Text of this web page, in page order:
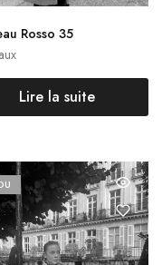
Rosso 35
Lire la suite